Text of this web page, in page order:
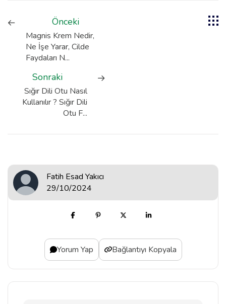
Önceki
Magnis Krem Nedir,
Ne İşe Yarar, Cilde
Faydaları N...
Sonraki
Sığır Dili Otu Nasıl
Kullanılır ? Sığır Dili
Otu F...
Fatih Esad Yakıcı
29/10/2024
Yorum Yap Bağlantıyı Kopyala